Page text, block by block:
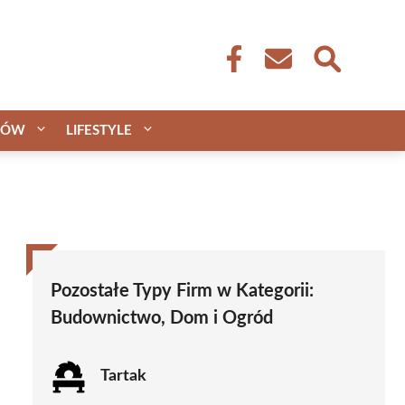
LIFESTYLE
Pozostałe Typy Firm w Kategorii:
Budownictwo, Dom i Ogród
Tartak